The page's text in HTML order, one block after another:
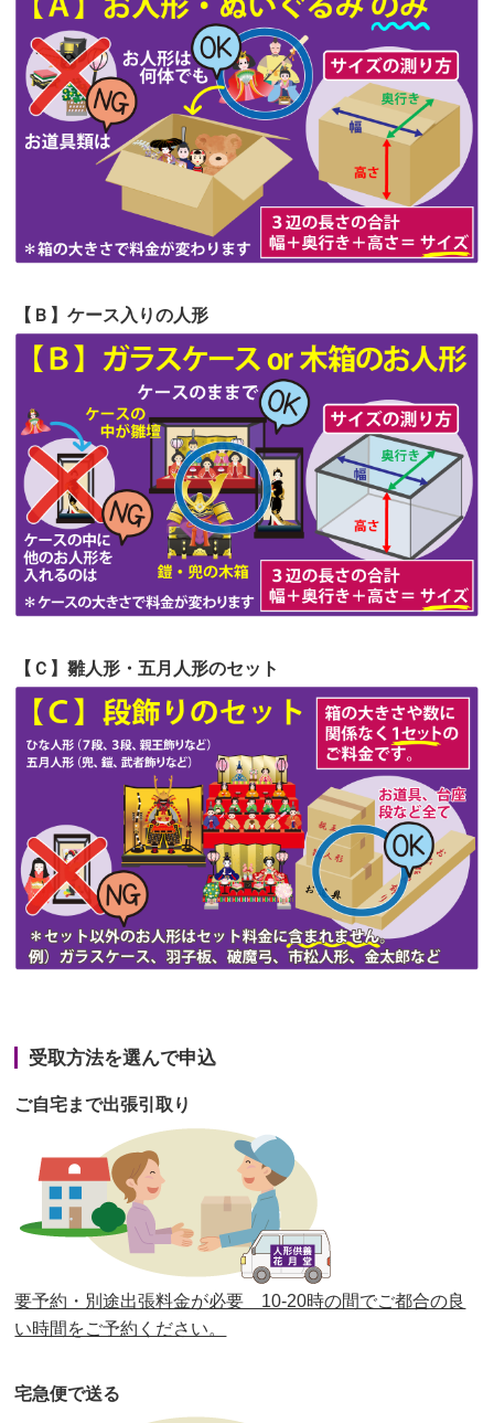
2026/06/19
インターネット検索でホームページを
見つけまし...
第63回人形供養祭 令和5年8月1日(火)
第62回人形供養祭令和5年6月21日(水)
第61回人形供養祭 令和5年5月19日(金)
第60回人形供養祭令和5年3月28日(火)
第59回人形供養祭 令和5年2月10日(金)
第58回人形供養祭令和5年12月21日(水)
第56回人形供養祭 令和4年10月19日(水)
第55回人形供養祭令和4年9月8日(木)
第54回人形供養祭令和4年8月1日(月)
第53回人形供養祭令和4年7月1日(金)
第52回人形供養祭令和4年5月17日(火)
第51回人形供養祭令和4年4月18日(月)
第50回人形供養祭令和4年3月15日(火)
第49回人形供養祭令和4年1月17日(月)
第48回人形供養祭令和3年12月3日(金)
第47回人形供養祭 令和3年10月11日(月)
第46回人形供養祭 令和3年9月13日(月)
第45回人形供養祭令和3年7月12日(月)
第44回人形供養祭令和3年6月3日(木)
第43回人形供養祭令和3年4月23日(金)
第39回人形供養祭令和2年10月22日(木)
第38回人形供養祭 令和2年8月26日(水)
第37回人形供養祭 令和2年6月8日(月)
第36回人形供養祭 令和2年4月16日(木)
第35回人形供養祭令和2年2月13日(木)
第33回人形供養祭
【Ｂ】ケース入りの人形
【Ｃ】雛人形・五月人形のセット
受取方法を選んで申込
ご自宅まで出張引取り
要予約・別途出張料金が必要 10-20時の間でご都合の良
い時間をご予約ください。
宅急便で送る